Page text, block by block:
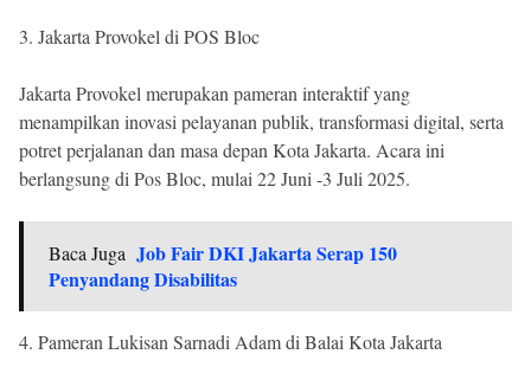
3. Jakarta Provokel di POS Bloc
Jakarta Provokel merupakan pameran interaktif yang
menampilkan inovasi pelayanan publik, transformasi digital, serta
potret perjalanan dan masa depan Kota Jakarta. Acara ini
berlangsung di Pos Bloc, mulai 22 Juni -3 Juli 2025.
Baca Juga Job Fair DKI Jakarta Serap 150
Penyandang Disabilitas
4. Pameran Lukisan Sarnadi Adam di Balai Kota Jakarta